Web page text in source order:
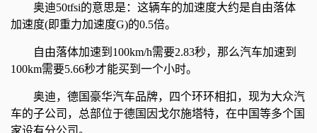
奥迪50tfsi的意思是：这辆车的加速度大约是自由落体
加速度(即重力加速度G)的0.5倍。
自由落体加速到100km/h需要2.83秒，那么汽车加速到
100km需要5.66秒才能买到一个小时。
奥迪，德国豪华汽车品牌，四个环环相扣，现为大众汽
车的子公司，总部位于德国因戈尔施塔特，在中国等多个国
家设有分公司。